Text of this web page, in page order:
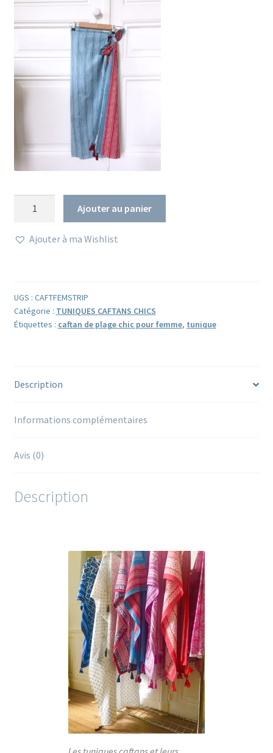
Tunique
Bleu
Rouge
Ajouter au panier
Ajouter à ma Wishlist
UGS : CAFTFEMSTRIP
Catégorie : TUNIQUES CAFTANS CHICS
Étiquettes : caftan de plage chic pour femme, tunique
Description
Informations complémentaires
Avis (0)
Description